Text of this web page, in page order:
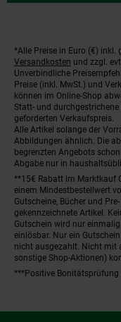
Fußnoten
*Alle Preise in Euro (€) inkl.
Versandkosten und zzgl.
Unverbindliche
Preise (inkl. MwSt.) und
können im Online-Shop
Statt- und
geforderten Verkaufspreis.
Alle Artikel solange der
Abbildungen ähnlich. Die
begrenzten Angebots
Abgabe nur in
**15€ Rabatt im Marktkauf
einem Mindestbestellwert
Gutscheine, Bücher und
gekennzeichnete Artikel.
Gutschein wird nur
einlösbar. Nur ein
nicht ausgezahlt. Nicht mit
sonstige Shop-Aktionen)
***Positive Bonitätsprüfung